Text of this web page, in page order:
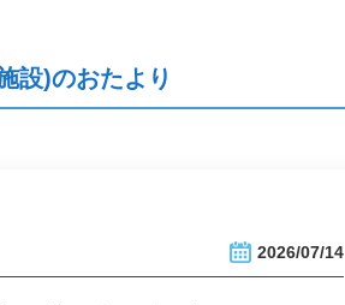
設)のおたより
2026/07/14